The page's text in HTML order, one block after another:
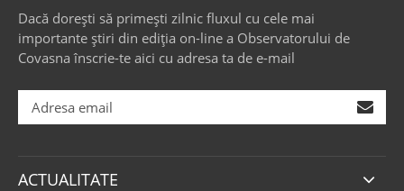
Dacă dorești să primești zilnic fluxul cu cele mai
importante știri din ediția on-line a Observatorului de
Covasna înscrie-te aici cu adresa ta de e-mail
ACTUALITATE